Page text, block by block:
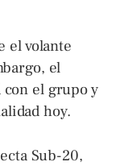
el volante
el
el grupo y
hoy.
Sub-20,